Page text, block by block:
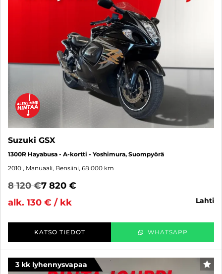
Suzuki GSX
1300R Hayabusa - A-kortti - Yoshimura, Suompyörä
2010 , Manuaali, Bensiini, 68 000 km
8 120 €7 820 €
alk. 130 € / kk
lahti
KATSO TIEDOT WHATSAPP
3 kk lyhennysvapaa